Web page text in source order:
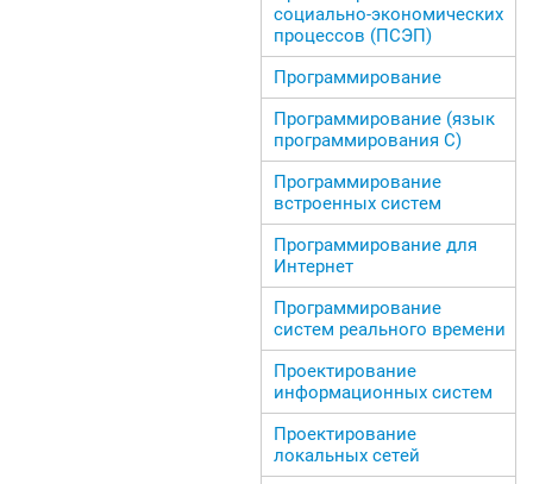
социально-экономических
процессов (ПСЭП)
Программирование
Программирование (язык
программирования С)
Программирование
встроенных систем
Программирование для
Интернет
Программирование
систем реального времени
Проектирование
информационных систем
Проектирование
локальных сетей